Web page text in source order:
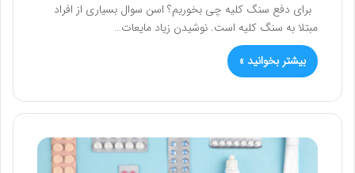
برای دفع سنگ کلیه چی بخوریم؟ اسن سوال بسیاری از افراد
مبتلا به سنگ کلیه است. نوشیدن زیاد مایعات…
بیشتر بخوانید »